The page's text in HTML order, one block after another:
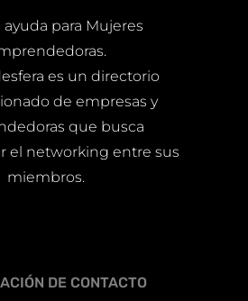
ayuda para Mujeres
es un directorio
de empresas y
que busca
el networking entre sus
miembros.
DE CONTACTO